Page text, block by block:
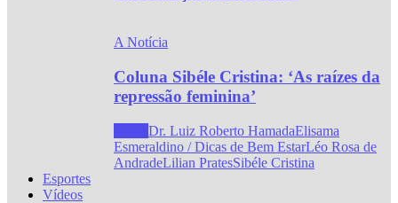
A Notícia
Coluna Sibéle Cristina: ‘As raízes da
repressão feminina’
Dr. Luiz Roberto HamadaElisama
Esmeraldino / Dicas de Bem EstarLéo Rosa de
AndradeLilian PratesSibéle Cristina
Esportes
Vídeos